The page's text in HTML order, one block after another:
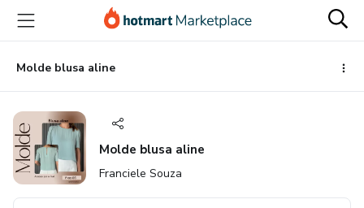
para
conteúdo
principal
para
pagamento
para
rodapé
Molde blusa aline
Molde blusa aline
Franciele Souza